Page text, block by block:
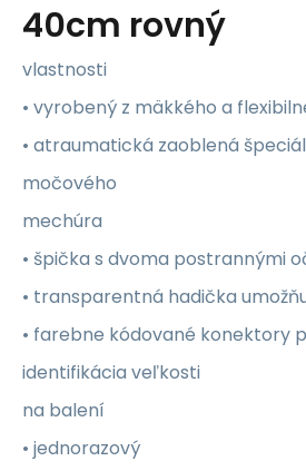
40cm rovný
vlastnosti
• vyrobený z mäkkého a
• atraumatická zaoblená
močového
mechúra
• špička s dvoma postrannými
• transparentná hadička
• farebne kódované konektory
identifikácia veľkosti
na balení
• jednorazový